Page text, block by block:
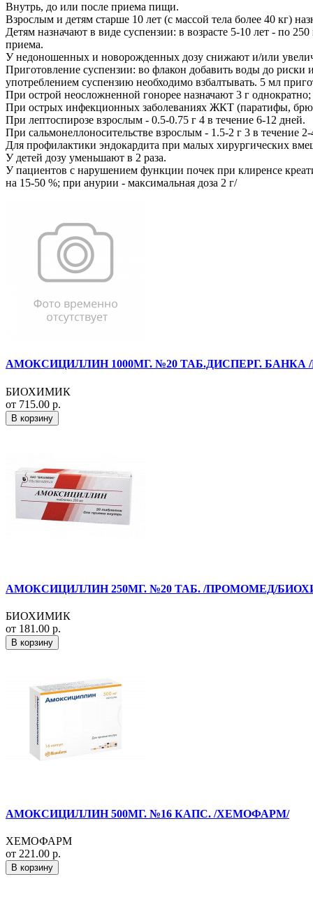
Внутрь, до или после приема пищи.
Взрослым и детям старше 10 лет (с массой тела более 40 кг)
Детям назначают в виде суспензии: в возрасте 5-10 лет - по
приема.
У недоношенных и новорожденных дозу снижают и/или
Приготовление суспензии: во флакон добавить воды до риски
употреблением суспензию необходимо взбалтывать. 5 мл
При острой неосложненной гонорее назначают 3 г
При острых инфекционных заболеваниях ЖКТ (паратифы,
При лептоспирозе взрослым - 0.5-0.75 г 4 в течение 6-12 дней.
При сальмонеллоносительстве взрослым - 1.5-2 г 3 в течение 2-
Для профилактики эндокардита при малых хирургических
У детей дозу уменьшают в 2 раза.
У пациентов с нарушением функции почек при клиренсе
на 15-50 %; при анурии - максимальная доза 2 г/
АМОКСИЦИЛЛИН 1000МГ. №20 ТАБ.ДИСПЕРГ.
БИОХИМИК
от 715.00 р.
В корзину
АМОКСИЦИЛЛИН 250МГ. №20 ТАБ. /ПРОМОМЕД/
БИОХИМИК
от 181.00 р.
В корзину
АМОКСИЦИЛЛИН 500МГ. №16 КАПС. /ХЕМОФАРМ/
ХЕМОФАРМ
от 221.00 р.
В корзину